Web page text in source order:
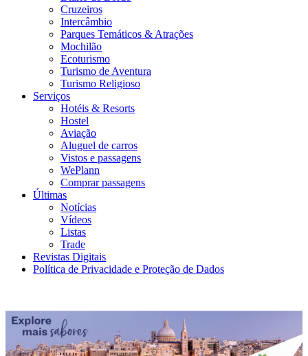
Cruzeiros
Intercâmbio
Parques Temáticos & Atrações
Mochilão
Ecoturismo
Turismo de Aventura
Turismo Religioso
Serviços
Hotéis & Resorts
Hostel
Aviação
Aluguel de carros
Vistos e passagens
WePlann
Comprar passagens
Últimas
Notícias
Vídeos
Listas
Trade
Revistas Digitais
Política de Privacidade e Proteção de Dados